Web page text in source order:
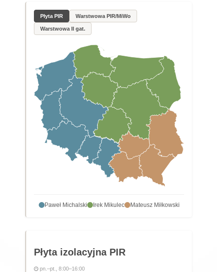
Płyta PIR Warstwowa PIR/MiWo
Warstwowa II gat.
Paweł Michalski Irek Mikulec Mateusz Miłkowski
Płyta izolacyjna PIR
pn.–pt., 8:00–16:00